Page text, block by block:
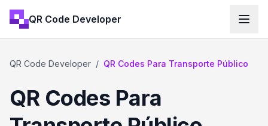
QR Code Developer
QR Code Developer / QR Codes Para Transporte Público
QR Codes Para